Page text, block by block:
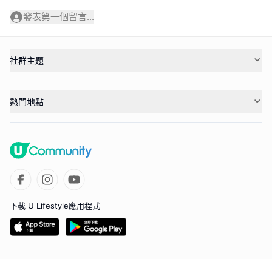
發表第一個留言...
社群主題
熱門地點
下載 U Lifestyle應用程式